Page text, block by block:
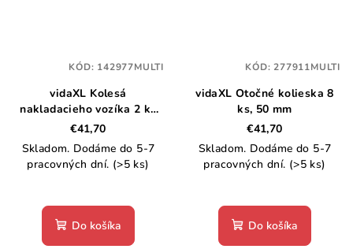
vidaXL Kolesá
nakladacieho vozíka 2 ks
PU 3.00-4 (260x85)
€41,70
Skladom. Dodáme do 5-7
pracovných dní. (>5 ks)
Do košíka
KÓD: 142977MULTI
vidaXL Otočné kolieska 8
ks, 50 mm
€41,70
Skladom. Dodáme do 5-7
pracovných dní. (>5 ks)
Do košíka
KÓD:277911MULTI